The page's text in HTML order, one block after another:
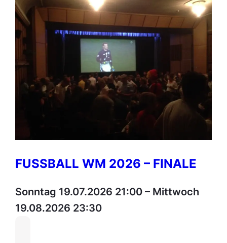
FUSSBALL WM 2026 – FINALE
Sonntag 19.07.2026 21:00 – Mittwoch
19.08.2026 23:30